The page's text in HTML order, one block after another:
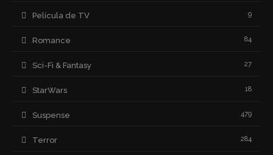
Película de TV 9
Romance 84
Sci-Fi & Fantasy 27
StarWars 18
Suspense 479
Terror 284